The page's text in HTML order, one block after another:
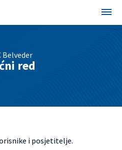
Belveder
red
i posjetitelje.